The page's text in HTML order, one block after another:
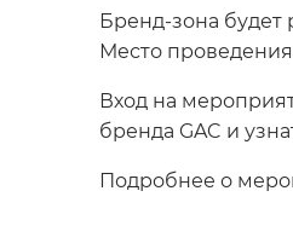
Бренд-зона будет
Место
Вход на
бренда GAC и
Подробнее о